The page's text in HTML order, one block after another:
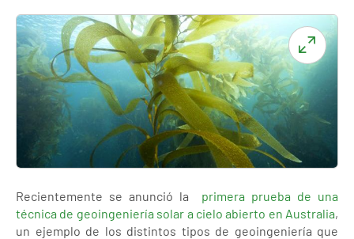
Recientemente se anunció la primera prueba de una
técnica de geoingeniería solar a cielo abierto en Australia,
un ejemplo de los distintos tipos de geoingeniería que